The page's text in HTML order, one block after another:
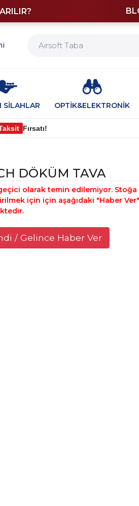
SİLAHLAR OPTİK&ELEKTRONİK
Fırsatı!
DÖKÜM TAVA
olarak temin edilemiyor.
için için aşağıdaki "Haber
/ Gelince Haber Ver